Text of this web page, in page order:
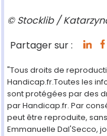
© Stocklib /
Partager sur :
"Tous droits de
Handicap.fr.Toutes les
sont protégées par des
par Handicap.fr. Par
peut être reproduite,
Emmanuelle Dal'Secco,